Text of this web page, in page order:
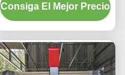
neumáticos de precisión
Consiga El Mejor Precio